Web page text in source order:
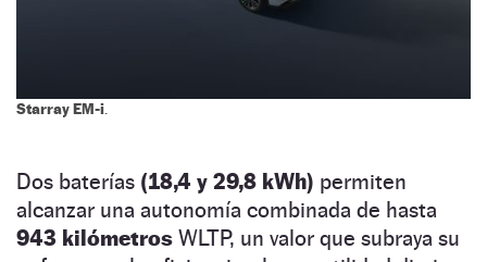
Starray EM-i
Dos baterías (18,4 y 29,8 kWh) permiten
alcanzar una autonomía combinada de hasta
943 kilómetros WLTP, un valor que subraya su